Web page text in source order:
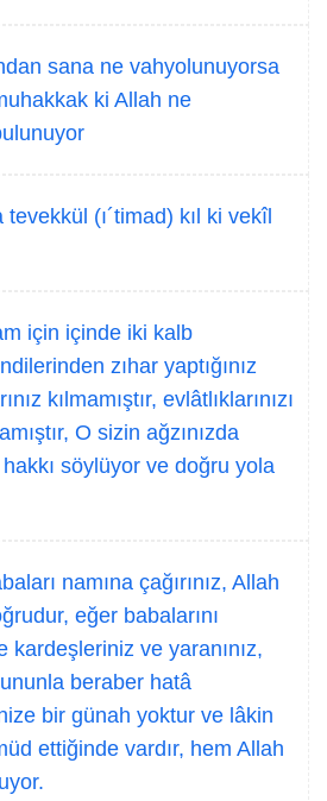
sana ne vahyolunuyorsa
ki Allah ne
tevekkül (ı´timad) kıl ki vekîl
için içinde iki kalb
zıhar yaptığınız
kılmamıştır, evlâtlıklarınızı
O sizin ağzınızda
hakkı söylüyor ve doğru yola
namına çağırınız, Allah
eğer babalarını
kardeşleriniz ve yaranınız,
beraber hatâ
bir günah yoktur ve lâkin
ettiğinde vardır, hem Allah